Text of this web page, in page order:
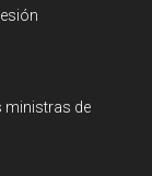
ministras de